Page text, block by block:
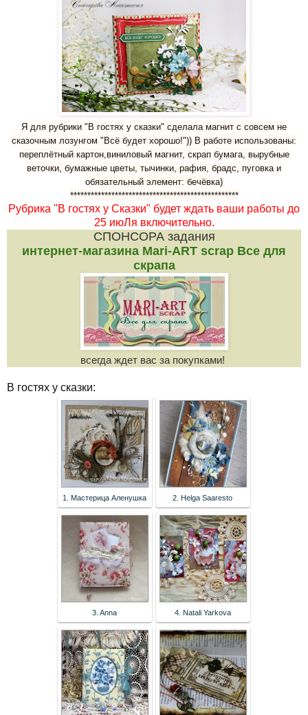
Я для рубрики "В гостях у сказки" сделала магнит с совсем не
сказочным лозунгом "Всё будет хорошо!")) В работе использованы:
переплётный картон,виниловый магнит, скрап бумага, вырубные
веточки, бумажные цветы, тычинки, рафия, брадс, пуговка и
обязательный элемент: бечёвка)
*************************************************
Рубрика "В гостях у Сказки" будет ждать ваши работы до
25 июЛя включительно.
СПОНСОРА задания
интернет-магазина Мari-ART scrap Все для
скрапа
всегда ждет вас за покупками!
В гостях у сказки:
1. Мастерица Аленушка 2. Helga Saaresto
3. Anna 4. Natali Yarkova